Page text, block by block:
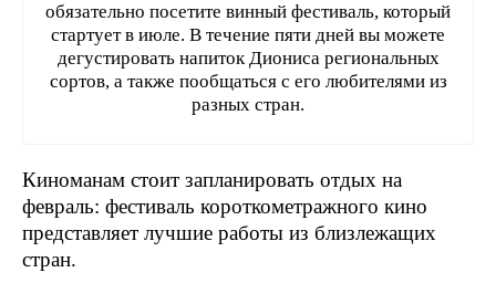
обязательно посетите винный фестиваль, который
стартует в июле. В течение пяти дней вы можете
дегустировать напиток Диониса региональных
сортов, а также пообщаться с его любителями из
разных стран.
Киноманам стоит запланировать отдых на
февраль: фестиваль короткометражного кино
представляет лучшие работы из близлежащих
стран.